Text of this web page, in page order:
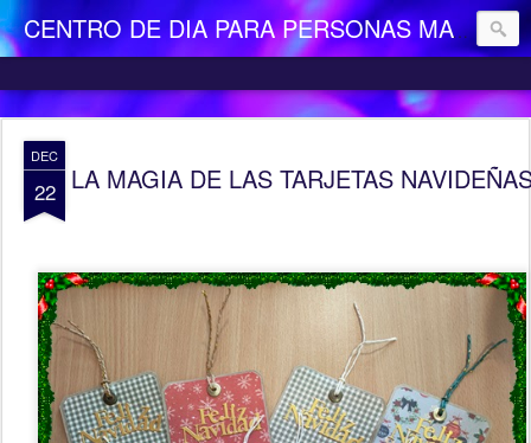
CENTRO DE DIA PARA PERSONAS MAYORES DEPENDIENTES "LA CAMOCHA"
DEC
22 LA MAGIA DE LAS TARJETAS